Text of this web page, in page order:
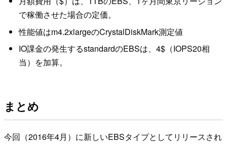
で稼働させた場合の定価。
性能値はm4.2xlargeのCrystalDiskMark測定値
IO課金の発生するstandardのEBSは、4$（IOPS20相
当）を加算。
まとめ
今回（2016年4月）に新しいEBSタイプとしてリリースされ